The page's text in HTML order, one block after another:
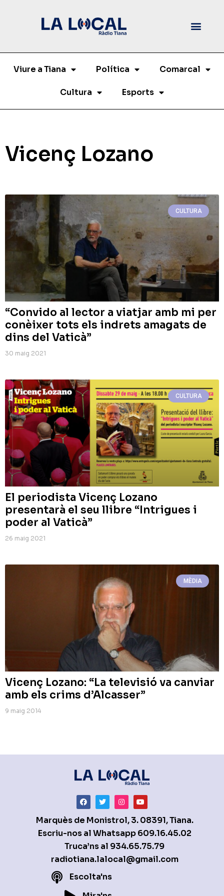
Viure a Tiana Política Comarcal
Cultura Esports
Vicenç Lozano
CULTURA
“Convido al lector a viatjar amb mi per
conèixer tots els indrets amagats de
dins del Vaticà”
30 maig 2021
CULTURA
El periodista Vicenç Lozano
presentarà el seu llibre “Intrigues i
poder al Vaticà”
26 maig 2021
MÈDIA
Vicenç Lozano: “La televisió va canviar
amb els crims d’Alcasser”
9 maig 2014
Marquès de Monistrol, 3. 08391, Tiana.
Escriu-nos al Whatsapp609.16.45.02
Truca’ns al 934.65.75.79
radiotiana.lalocal@gmail.com
Escolta'ns